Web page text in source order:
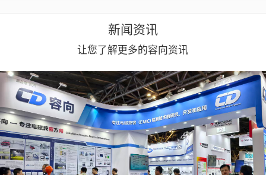
新闻资讯
让您了解更多的容向资讯